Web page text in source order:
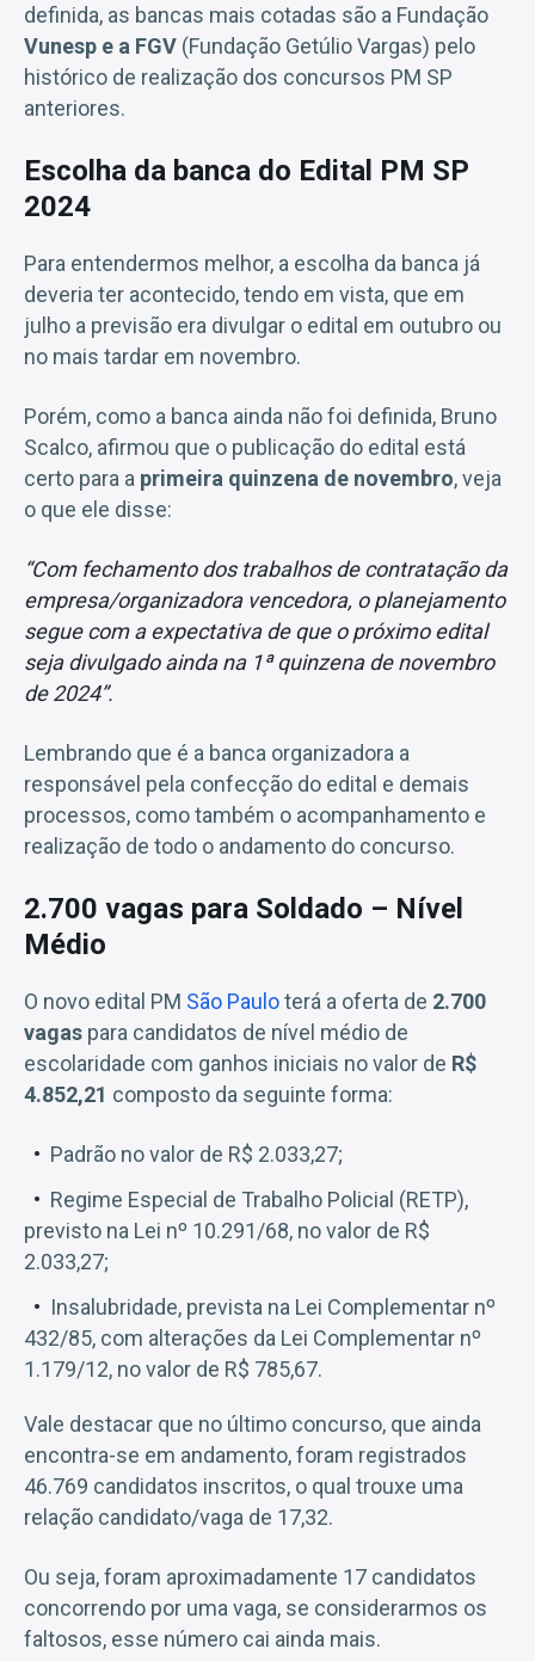
definida, as bancas mais cotadas são a Fundação
Vunesp e a FGV (Fundação Getúlio Vargas) pelo
histórico de realização dos concursos PM SP
anteriores.
Escolha da banca do Edital PM SP
2024
Para entendermos melhor, a escolha da banca já
deveria ter acontecido, tendo em vista, que em
julho a previsão era divulgar o edital em outubro ou
no mais tardar em novembro.
Porém, como a banca ainda não foi definida, Bruno
Scalco, afirmou que o publicação do edital está
certo para a primeira quinzena de novembro, veja
o que ele disse:
“Com fechamento dos trabalhos de contratação da
empresa/organizadora vencedora, o planejamento
segue com a expectativa de que o próximo edital
seja divulgado ainda na 1ª quinzena de novembro
de 2024”.
Lembrando que é a banca organizadora a
responsável pela confecção do edital e demais
processos, como também o acompanhamento e
realização de todo o andamento do concurso.
2.700 vagas para Soldado – Nível
Médio
O novo edital PM São Pauloterá a oferta de 2.700
vagas para candidatos de nível médio de
escolaridade com ganhos iniciais no valor de R$
4.852,21 composto da seguinte forma:
Padrão no valor de R$ 2.033,27;
Regime Especial de Trabalho Policial (RETP),
previsto na Lei nº 10.291/68, no valor de R$
2.033,27;
Insalubridade, prevista na Lei Complementar nº
432/85, com alterações da Lei Complementar nº
1.179/12, no valor de R$ 785,67.
Vale destacar que no último concurso, que ainda
encontra-se em andamento, foram registrados
46.769 candidatos inscritos, o qual trouxe uma
relação candidato/vaga de 17,32.
Ou seja, foram aproximadamente 17 candidatos
concorrendo por uma vaga, se considerarmos os
faltosos, esse número cai ainda mais.